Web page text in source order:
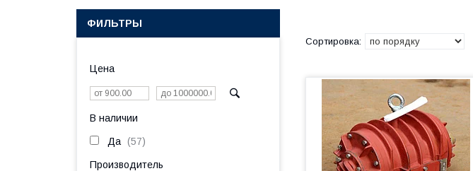
ФИЛЬТРЫ
Цена
В наличии
Да 57
Производитель